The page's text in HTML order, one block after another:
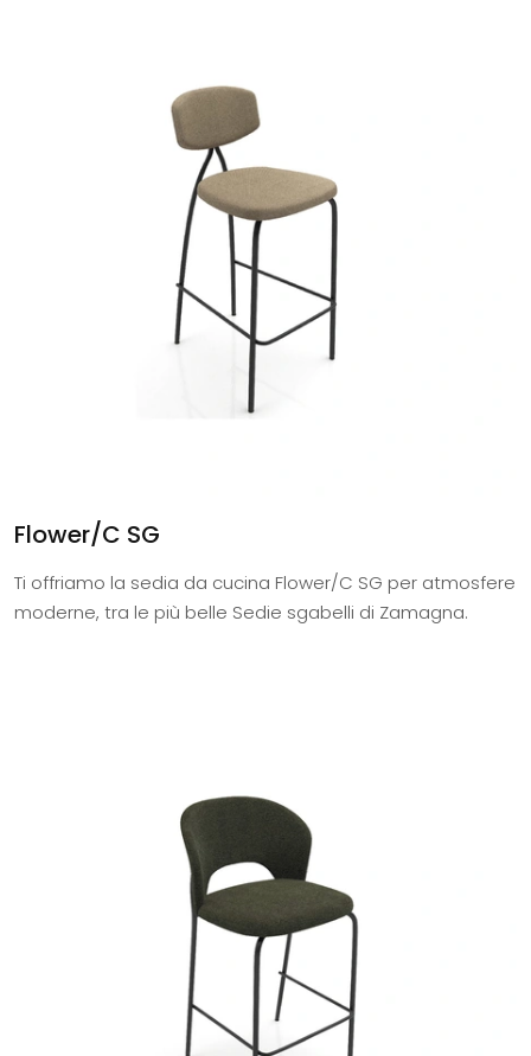
Flower/C SG
Ti offriamo la sedia da cucina Flower/C SG per atmosfere
moderne, tra le più belle Sedie sgabelli di Zamagna.